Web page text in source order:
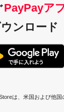
PayPayア
ンロード
は、米国および他